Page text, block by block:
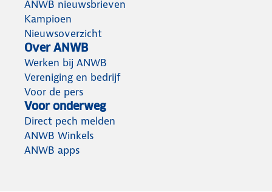
ANWB nieuwsbrieven
Kampioen
Nieuwsoverzicht
Over ANWB
Werken bij ANWB
Vereniging en bedrijf
Voor de pers
Voor onderweg
Direct pech melden
ANWB Winkels
ANWB apps